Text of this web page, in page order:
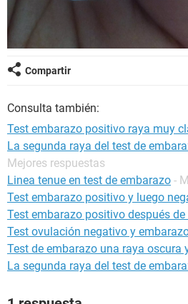
Compartir
Consulta también:
Test embarazo positivo raya muy
La segunda raya del test de
Mejores respuestas
Linea tenue en test de embarazo -
Test embarazo positivo y luego
Test embarazo positivo después
Test ovulación negativo y
Test de embarazo una raya oscura
La segunda raya del test de